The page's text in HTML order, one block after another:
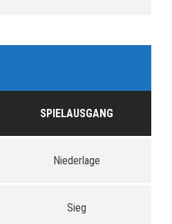
SPIELAUSGANG
Niederlage
Sieg